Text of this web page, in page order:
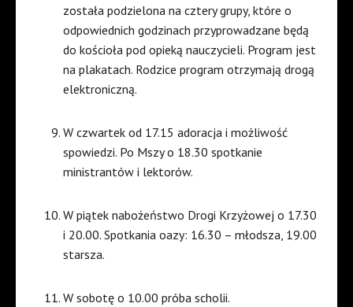
została podzielona na cztery grupy, które o
odpowiednich godzinach przyprowadzane będą
do kościoła pod opieką nauczycieli. Program jest
na plakatach. Rodzice program otrzymają drogą
elektroniczną.
W czwartek od 17.15 adoracja i możliwość
spowiedzi. Po Mszy o 18.30 spotkanie
ministrantów i lektorów.
W piątek nabożeństwo Drogi Krzyżowej o 17.30
i 20.00. Spotkania oazy: 16.30 – młodsza, 19.00
starsza.
W sobotę o 10.00 próba scholii.